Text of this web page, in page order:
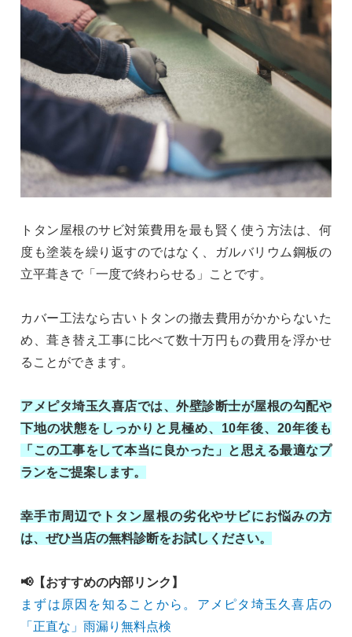
トタン屋根のサビ対策費用を最も賢く使う方法は、何
度も塗装を繰り返すのではなく、ガルバリウム鋼板の
立平葺きで「一度で終わらせる」ことです。
カバー工法なら古いトタンの撤去費用がかからないた
め、葺き替え工事に比べて数十万円もの費用を浮かせ
ることができます。
アメピタ埼玉久喜店では、外壁診断士が屋根の勾配や
下地の状態をしっかりと見極め、10年後、20年後も
「この工事をして本当に良かった」と思える最適なプ
ランをご提案します。
幸手市周辺でトタン屋根の劣化やサビにお悩みの方
は、ぜひ当店の無料診断をお試しください。
📢【おすすめの内部リンク】
まずは原因を知ることから。アメピタ埼玉久喜店の
「正直な」雨漏り無料点検